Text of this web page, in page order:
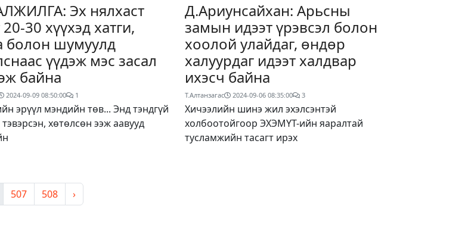
Эх нялхаст
30 хүүхэд хатги,
болон шумуулд
үүдэж мэс засал
байна
2024-09-09 08:50:00 1
эрүүл мэндийн төв... Энд тэндгүй
тэвэрсэн, хөтөлсөн ээж аавууд
Д.Ариунсайхан: Арьсны
замын идээт үрэвсэл болон
хоолой улайдаг, өндөр
халуурдаг идээт халдвар
ихэсч байна
Т.Алтанзагас 2024-09-06 08:35:00 3
Хичээлийн шинэ жил эхэлсэнтэй
холбоотойгоор ЭХЭМҮТ-ийн яаралтай
тусламжийн тасагт ирэх
507 508 ›